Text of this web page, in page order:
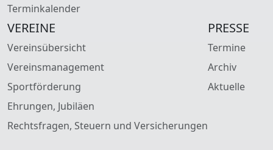
Terminkalender
VEREINE
Vereinsübersicht
Vereinsmanagement
Sportförderung
Ehrungen, Jubiläen
Rechtsfragen, Steuern und Versicherungen
PRESSE
Termine
Archiv
Aktuelle